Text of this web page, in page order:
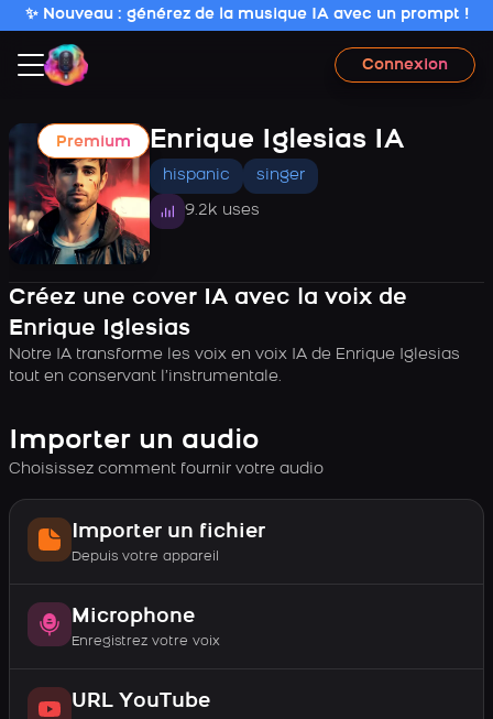
✨ Nouveau : générez de la musique IA avec un prompt !
Connexion
Premium Enrique Iglesias IA
hispanic singer
9.2k uses
Créez une cover IA avec la voix de
Enrique Iglesias
Notre IA transforme les voix en voix IA de Enrique Iglesias
tout en conservant l’instrumentale.
Importer un audio
Choisissez comment fournir votre audio
Importer un fichier
Depuis votre appareil
Microphone
Enregistrez votre voix
URL YouTube